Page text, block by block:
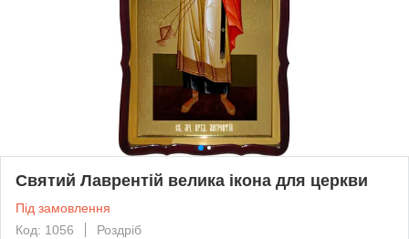
Святий Лаврентій велика ікона для церкви
Під замовлення
Код: 1056
Роздріб